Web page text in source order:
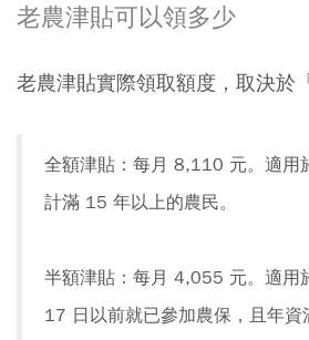
老農津貼可以領多少
老農津貼實際領取額度，取決於
全額津貼：每月 8,110 元。適用
計滿 15 年以上的農民。
半額津貼：每月 4,055 元。適用
17 日以前就已參加農保，且年